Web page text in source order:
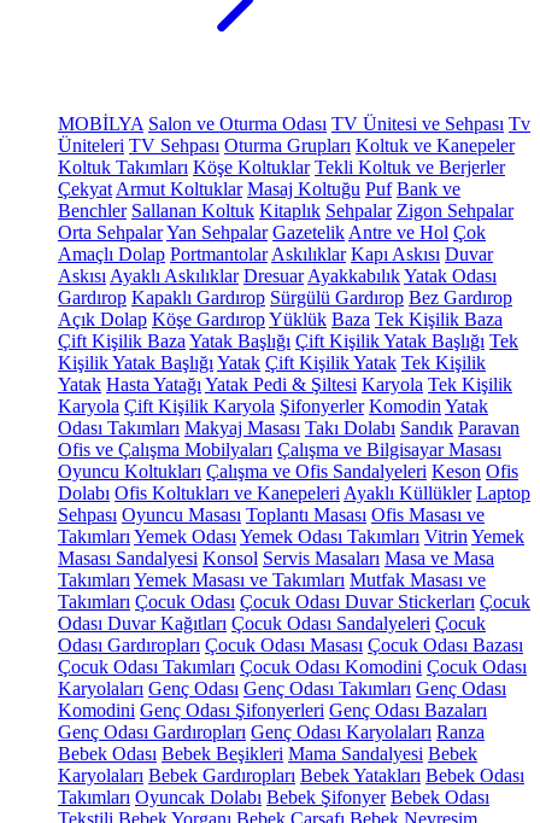
MOBİLYA Salon ve Oturma Odası TV Ünitesi ve Sehpası Tv
Üniteleri TV Sehpası Oturma Grupları Koltuk ve Kanepeler
Koltuk Takımları Köşe Koltuklar Tekli Koltuk ve Berjerler
Çekyat Armut Koltuklar Masaj Koltuğu Puf Bank ve
Benchler Sallanan Koltuk Kitaplık Sehpalar Zigon Sehpalar
Orta SehpalarYan Sehpalar Gazetelik Antre ve Hol Çok
Amaçlı Dolap Portmantolar Askılıklar Kapı Askısı Duvar
Askısı Ayaklı Askılıklar Dresuar AyakkabılıkYatak Odası
Gardırop Kapaklı Gardırop Sürgülü Gardırop Bez Gardırop
Açık Dolap Köşe GardıropYüklük Baza Tek Kişilik Baza
Çift Kişilik Baza Yatak Başlığı Çift Kişilik Yatak Başlığı Tek
Kişilik Yatak Başlığı Yatak Çift Kişilik Yatak Tek Kişilik
Yatak Hasta Yatağı Yatak Pedi & Şiltesi Karyola Tek Kişilik
Karyola Çift Kişilik Karyola Şifonyerler Komodin Yatak
Odası Takımları Makyaj Masası Takı Dolabı Sandık Paravan
Ofis ve Çalışma Mobilyaları Çalışma ve Bilgisayar Masası
Oyuncu Koltukları Çalışma ve Ofis Sandalyeleri Keson Ofis
Dolabı Ofis Koltukları ve Kanepeleri Ayaklı Küllükler Laptop
Sehpası Oyuncu Masası Toplantı Masası Ofis Masası ve
Takımları Yemek Odası Yemek Odası Takımları Vitrin Yemek
Masası Sandalyesi Konsol Servis Masaları Masa ve Masa
Takımları Yemek Masası ve Takımları Mutfak Masası ve
Takımları Çocuk Odası Çocuk Odası Duvar Stickerları Çocuk
Odası Duvar Kağıtları Çocuk Odası Sandalyeleri Çocuk
Odası Gardıropları Çocuk Odası Masası Çocuk Odası Bazası
Çocuk Odası Takımları Çocuk Odası Komodini Çocuk Odası
Karyolaları Genç Odası Genç Odası Takımları Genç Odası
Komodini Genç Odası Şifonyerleri Genç Odası Bazaları
Genç Odası Gardıropları Genç Odası Karyolaları Ranza
Bebek Odası Bebek Beşikleri Mama Sandalyesi Bebek
Karyolaları Bebek Gardıropları Bebek Yatakları Bebek Odası
Takımları Oyuncak Dolabı Bebek Şifonyer Bebek Odası
Tekstili Bebek Yorganı Bebek Çarşafı Bebek Nevresim